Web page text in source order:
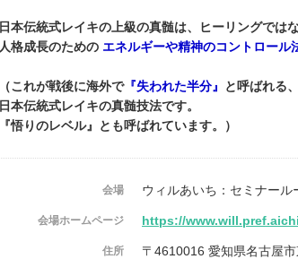
日本伝統式レイキの上級の真髄は、ヒーリングでは
人格成長のための エネルギーや精神のコントロール
（これが戦後に海外で『失われた半分』
と呼ばれる、
日本伝統式レイキの真髄技法です。
『悟りのレベル』とも呼ばれています。）
会場 ウィルあいち：セミナール
会場ホームページ https://
住所 〒4610016 愛知県名古屋